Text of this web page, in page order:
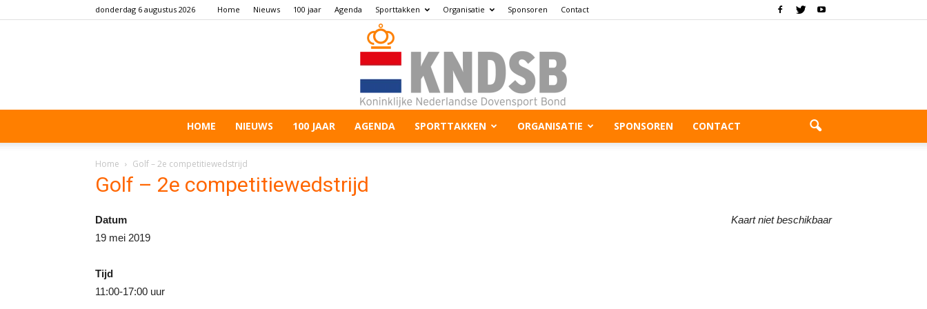
donderdag 6 augustus 2026 Home Nieuws 100 jaar Agenda Sporttakken Organisatie Sponsoren Contact
HOME NIEUWS 100 JAAR AGENDA SPORTTAKKEN ORGANISATIE SPONSOREN CONTACT
Home Golf – 2e competitiewedstrijd
Golf – 2e competitiewedstrijd
Kaart niet beschikbaar
Datum
19 mei 2019
Tijd
11:00-17:00 uur